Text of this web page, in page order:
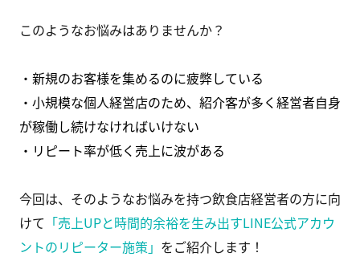
このようなお悩みはありませんか？
・新規のお客様を集めるのに疲弊している
・小規模な個人経営店のため、紹介客が多く経営者自身
が稼働し続けなければいけない
・リピート率が低く売上に波がある
今回は、そのようなお悩みを持つ飲食店経営者の方に向
けて 「売上UPと時間的余裕を生み出すLINE公式アカウ
ントのリピーター施策」 をご紹介します！